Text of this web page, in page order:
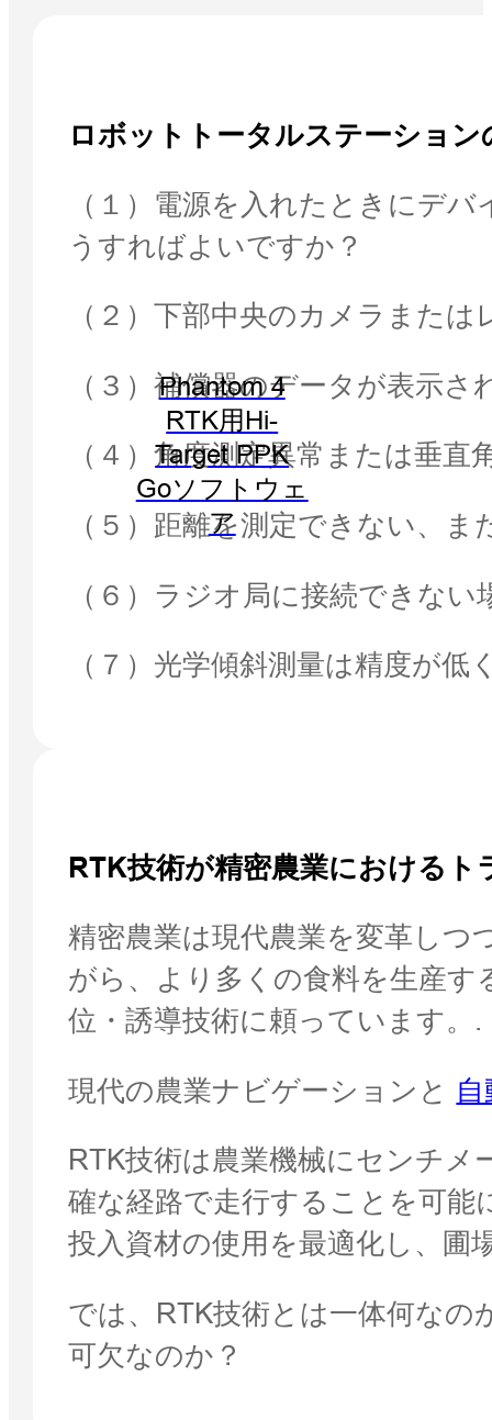
Phantom 4
RTK用Hi-
Target PPK
Goソフトウェ
ア
ロボットトータルステーショ
（１）電源を入れたときにデ
うすればよいですか？
（２）下部中央のカメラまた
（３）補償器のデータが表示さ
（４）角度測定異常または垂
（５）距離を測定できない、
（６）ラジオ局に接続できな
（７）光学傾斜測量は精度が低
RTK技術が精密農業における
精密農業は現代農業を変革しつ
がら、より多くの食料を生産
位・誘導技術に頼っています。.
現代の農業ナビゲーションと
RTK技術は農業機械にセンチ
確な経路で走行することを可
投入資材の使用を最適化し、圃
では、RTK技術とは一体何な
可欠なのか？